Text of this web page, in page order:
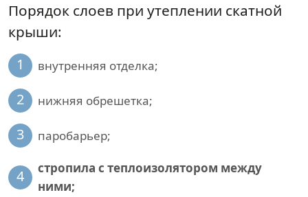
Порядок слоев при утеплении скатной
крыши:
1 внутренняя отделка;
2 нижняя обрешетка;
3 паробарьер;
4
стропила с теплоизолятором между
ними;